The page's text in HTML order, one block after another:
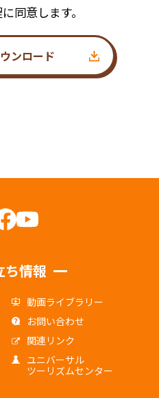
同意します。
ンロード
ち情報
動画ライブラリー
お問い合わせ
関連リンク
ユニバーサル
ツーリズムセンター